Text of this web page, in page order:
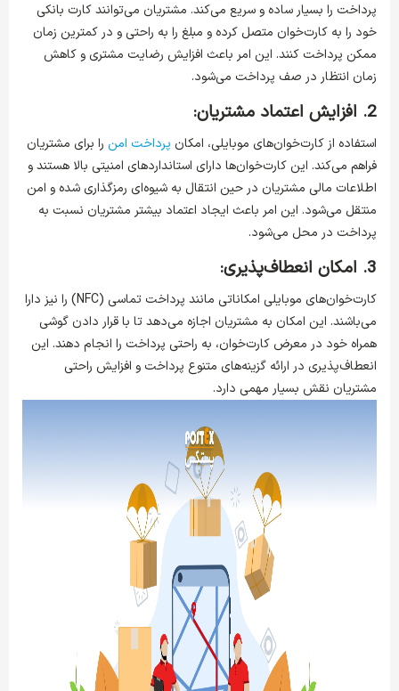
پرداخت را بسیار ساده و سریع می‌کند. مشتریان می‌توانند کارت بانکی
خود را به کارت‌خوان متصل کرده و مبلغ را به راحتی و در کمترین زمان
ممکن پرداخت کنند. این امر باعث افزایش رضایت مشتری و کاهش
زمان انتظار در صف پرداخت می‌شود.
2. افزایش اعتماد مشتریان:
استفاده از کارت‌خوان‌های موبایلی، امکان پرداخت امن را برای مشتریان
فراهم می‌کند. این کارت‌خوان‌ها دارای استانداردهای امنیتی بالا هستند و
اطلاعات مالی مشتریان در حین انتقال به شیوه‌ای رمزگذاری شده و امن
منتقل می‌شود. این امر باعث ایجاد اعتماد بیشتر مشتریان نسبت به
پرداخت در محل می‌شود.
3. امکان انعطاف‌پذیری:
کارت‌خوان‌های موبایلی امکاناتی مانند پرداخت تماسی (NFC) را نیز دارا
می‌باشند. این امکان به مشتریان اجازه می‌دهد تا با قرار دادن گوشی
همراه خود در معرض کارت‌خوان، به راحتی پرداخت را انجام دهند. این
انعطاف‌پذیری در ارائه گزینه‌های متنوع پرداخت و افزایش راحتی
مشتریان نقش بسیار مهمی دارد.